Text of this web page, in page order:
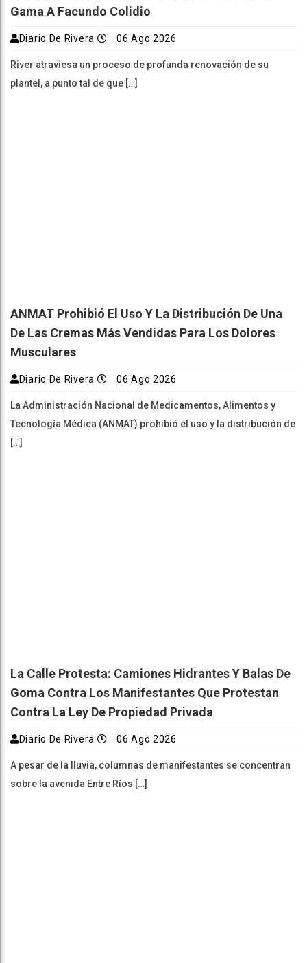
Gama A Facundo Colidio
Diario De Rivera 06 Ago 2026
River atraviesa un proceso de profunda renovación de su
plantel, a punto tal de que […]
ANMAT Prohibió El Uso Y La Distribución De Una
De Las Cremas Más Vendidas Para Los Dolores
Musculares
Diario De Rivera 06 Ago 2026
La Administración Nacional de Medicamentos, Alimentos y
Tecnología Médica (ANMAT) prohibió el uso y la distribución de
[…]
La Calle Protesta: Camiones Hidrantes Y Balas De
Goma Contra Los Manifestantes Que Protestan
Contra La Ley De Propiedad Privada
Diario De Rivera 06 Ago 2026
A pesar de la lluvia, columnas de manifestantes se concentran
sobre la avenida Entre Ríos […]